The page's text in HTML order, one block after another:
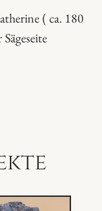
( ca. 180